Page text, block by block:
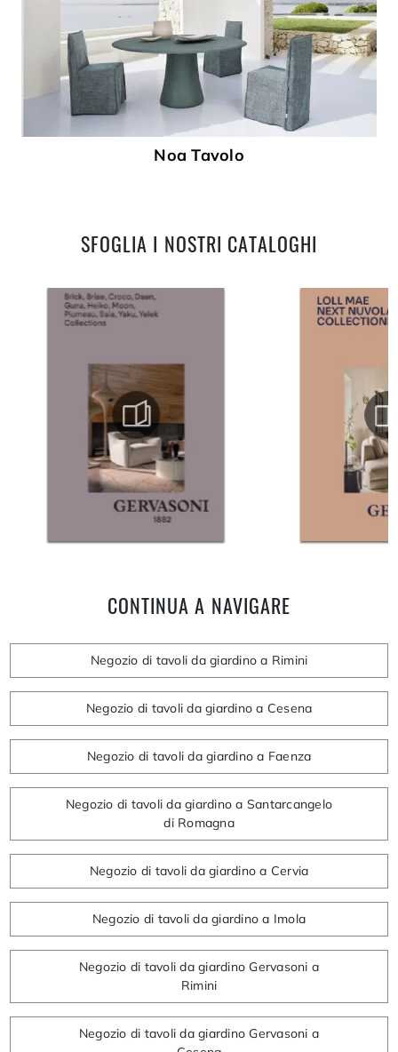
Noa Tavolo
SFOGLIA I NOSTRI CATALOGHI
CONTINUA A NAVIGARE
Negozio di tavoli da giardino a Rimini
Negozio di tavoli da giardino a Cesena
Negozio di tavoli da giardino a Faenza
Negozio di tavoli da giardino a Santarcangelo
di Romagna
Negozio di tavoli da giardino a Cervia
Negozio di tavoli da giardino a Imola
Negozio di tavoli da giardino Gervasoni a
Rimini
Negozio di tavoli da giardino Gervasoni a